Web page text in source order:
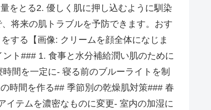
をとる2. 優しく肌に押し込むように馴染
将来の肌トラブルを予防できます。おす
する【画像: クリームを顔全体になじま
ト### 1. 食事と水分補給潤い肌のために
間を一定に- 寝る前のブルーライトを制
時間を作る## 季節別の乾燥肌対策### 春
イテムを濃密なものに変更- 室内の加湿に